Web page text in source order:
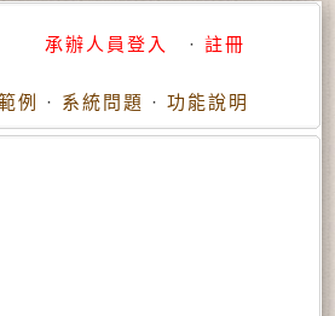
承辦人員登入 · 註冊
例 · 系統問題 · 功能說明